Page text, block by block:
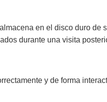
en el disco duro de
durante una visita
y de forma